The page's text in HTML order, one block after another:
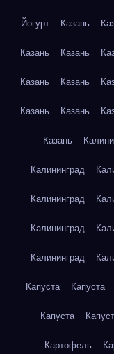
Йогурт Казань
Казань Казань
Казань Казань
Казань Казань
Казань
Калининград
Калининград
Калининград
Калининград
Капуста Капуста
Капуста
Картофель